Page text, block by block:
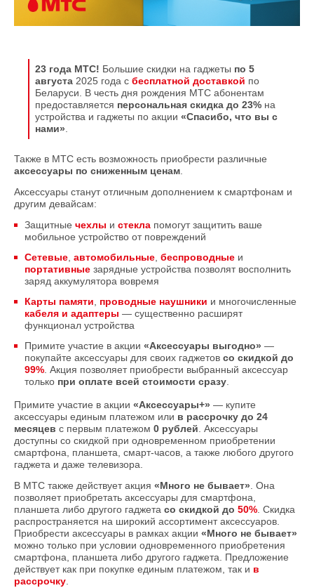
23 года МТС! Большие скидки на гаджеты по 5
августа 2025 года с бесплатной доставкой по
Беларуси. В честь дня рождения МТС абонентам
предоставляется персональная скидка до 23% на
устройства и гаджеты по акции «Спасибо, что вы с
нами».
Также в МТС есть возможность приобрести различные
аксессуары по сниженным ценам.
Аксессуары станут отличным дополнением к смартфонам и
другим девайсам:
Защитные чехлы и стекла помогут защитить ваше
мобильное устройство от повреждений
Сетевые, автомобильные, беспроводные и
портативные зарядные устройства позволят восполнить
заряд аккумулятора вовремя
Карты памяти, проводные наушники и многочисленные
кабеля и адаптеры — существенно расширят
функционал устройства
Примите участие в акции «Аксессуары выгодно» —
покупайте аксессуары для своих гаджетов со скидкой до
99%. Акция позволяет приобрести выбранный аксессуар
только при оплате всей стоимости сразу.
Примите участие в акции «Аксессуары+» — купите
аксессуары единым платежом или в рассрочку до 24
месяцев с первым платежом 0 рублей. Аксессуары
доступны со скидкой при одновременном приобретении
смартфона, планшета, смарт-часов, а также любого другого
гаджета и даже телевизора.
В МТС также действует акция «Много не бывает». Она
позволяет приобретать аксессуары для смартфона,
планшета либо другого гаджета со скидкой до 50%. Скидка
распространяется на широкий ассортимент аксессуаров.
Приобрести аксессуары в рамках акции «Много не бывает»
можно только при условии одновременного приобретения
смартфона, планшета либо другого гаджета. Предложение
действует как при покупке единым платежом, так и в
рассрочку.